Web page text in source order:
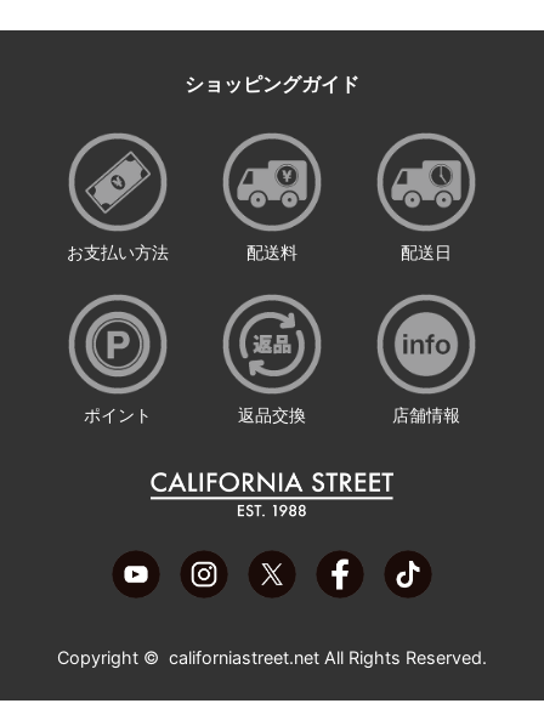
ショッピングガイド
お支払い方法 配送料 配送日
ポイント 返品交換 店舗情報
Copyright © californiastreet.net All Rights Reserved.